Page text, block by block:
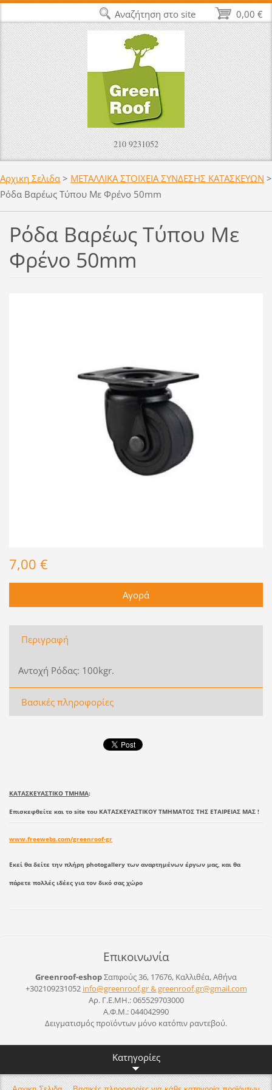
210 9231052
Αρχικη Σελιδα > ΜΕΤΑΛΛΙΚΑ ΣΤΟΙΧΕΙΑ ΣΥΝΔΕΣΗΣ ΚΑΤΑΣΚΕΥΩΝ >
Ρόδα Βαρέως Τύπου Με Φρένο 50mm
Ρόδα Βαρέως Τύπου Με
Φρένο 50mm
7,00 €
Περιγραφή
Αντοχή Ρόδας: 100kgr.
Βασικές πληροφορίες
ΚΑΤΑΣΚΕΥΑΣΤΙΚΟ ΤΜΗΜΑ:
Επισκεφθείτε και το site του ΚΑΤΑΣΚΕΥΑΣΤΙΚΟΥ ΤΜΗΜΑΤΟΣ ΤΗΣ ΕΤΑΙΡΕΙΑΣ ΜΑΣ !
www.freewebs.com/greenroof-gr
Εκεί θα δείτε την πλήρη photogallery των αναρτημένων έργων μας, και θα
πάρετε πολλές ιδέες για τον δικό σας χώρο
Επικοινωνία
Greenroof-eshopΣαπφούς 36, 17676, Καλλιθέα, Αθήνα
+302109231052 info@greenroof.gr & greenroof.gr@gmail.com
Αρ. Γ.Ε.ΜΗ.: 065529703000
Α.Φ.Μ.: 044042990
Δειγματισμός προϊόντων μόνο κατόπιν ραντεβού.
Κατηγορίες
0,00 €
Αναζήτηση στο site